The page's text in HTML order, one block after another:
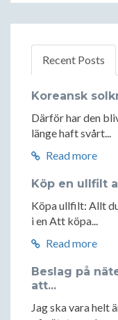
Recent Posts
Koreansk
Därför har den
länge haft svårt...
Read more
Köp en ullfilt
Köpa ullfilt: Allt
i en Att köpa...
Read more
Beslag på
att...
Jag ska vara helt